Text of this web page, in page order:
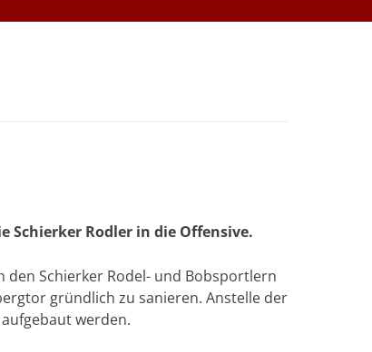
Schierker Rodler in die Offensive.
Schierker Rodel- und Bobsportlern
gründlich zu sanieren. Anstelle der
werden.